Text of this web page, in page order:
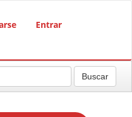
Entrar
Buscar